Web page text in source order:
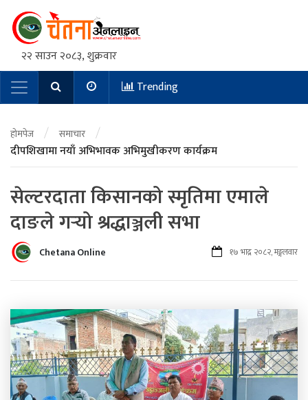
२२ साउन २०८३, शुक्रवार
Main NavigationTrending
होमपेज / समाचार /
दीपशिखामा नयाँ अभिभावक अभिमुखीकरण कार्यक्रम
सेल्टरदाता किसानको स्मृतिमा एमाले
दाङले गर्‍यो श्रद्धाञ्जली सभा
Chetana Online १७ भाद्र २०८२, मङ्गलवार